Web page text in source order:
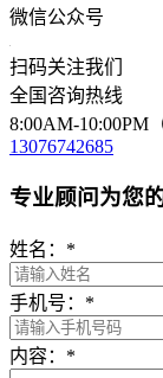
微信公众号
扫码关注我们
全国咨询热线
8:00AM-10:00PM
13076742685
专业顾问为您
姓名： *
手机号： *
内容： *